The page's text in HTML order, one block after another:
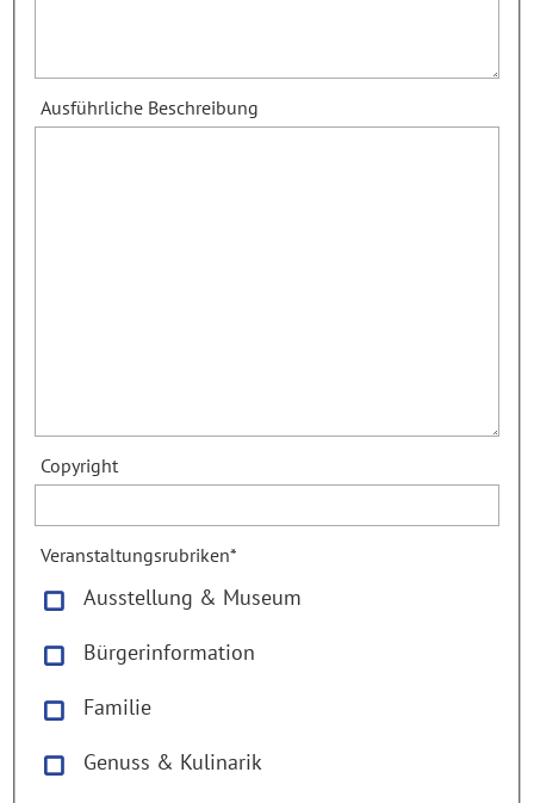
Ausführliche Beschreibung
Copyright
Veranstaltungsrubriken*
Ausstellung & Museum
Bürgerinformation
Familie
Genuss & Kulinarik